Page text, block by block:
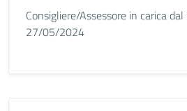
Consigliere/Assessore in carica
27/05/2024